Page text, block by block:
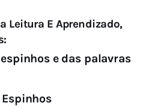
Leitura E Aprendizado,
e das palavras
Espinhos